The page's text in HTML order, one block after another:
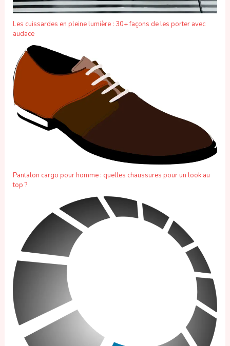
Les cuissardes en pleine lumière : 30+ façons de les porter avec
audace
Pantalon cargo pour homme : quelles chaussures pour un look au
top ?